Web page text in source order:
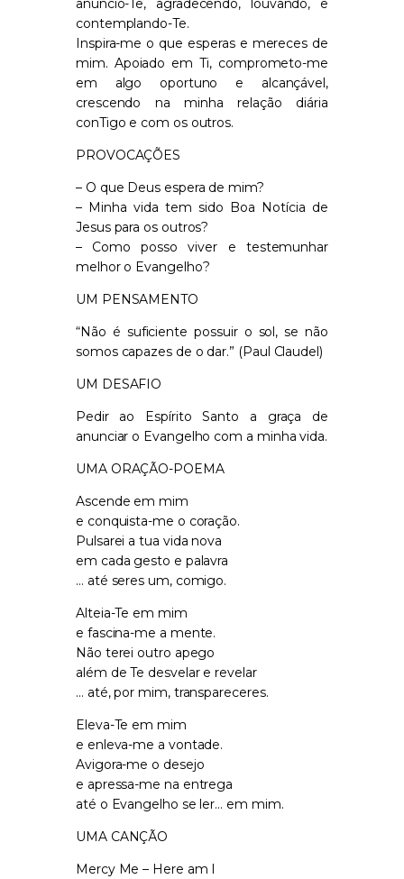
anuncio-Te, agradecendo, louvando, e
contemplando-Te.
Inspira-me o que esperas e mereces de
mim. Apoiado em Ti, comprometo-me
em algo oportuno e alcançável,
crescendo na minha relação diária
conTigo e com os outros.
PROVOCAÇÕES
– O que Deus espera de mim?
– Minha vida tem sido Boa Notícia de
Jesus para os outros?
– Como posso viver e testemunhar
melhor o Evangelho?
UM PENSAMENTO
“Não é suficiente possuir o sol, se não
somos capazes de o dar.” (Paul Claudel)
UM DESAFIO
Pedir ao Espírito Santo a graça de
anunciar o Evangelho com a minha vida.
UMA ORAÇÃO-POEMA
Ascende em mim
e conquista-me o coração.
Pulsarei a tua vida nova
em cada gesto e palavra
… até seres um, comigo.
Alteia-Te em mim
e fascina-me a mente.
Não terei outro apego
além de Te desvelar e revelar
… até, por mim, transpareceres.
Eleva-Te em mim
e enleva-me a vontade.
Avigora-me o desejo
e apressa-me na entrega
até o Evangelho se ler… em mim.
UMA CANÇÃO
Mercy Me – Here am I